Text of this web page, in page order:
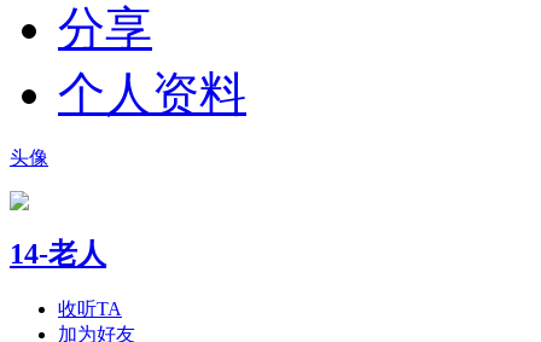
分享
个人资料
头像
14-老人
收听TA
加为好友